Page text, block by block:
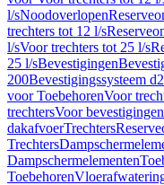
l/sNoodoverlopen
trechters tot 12 l/s
l/sVoor trechters tot 25 l/s
25 l/sBevestigingen
200Bevestigingssysteem
voor ToebehorenVoor
trechtersVoor bevestigingen
dakafvoerTrechters
Trechters
Dampschermelementen
Toebehoren